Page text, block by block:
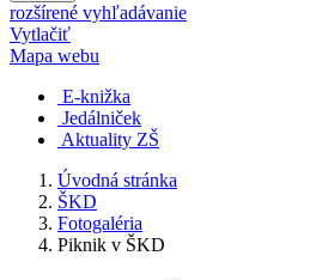
rozšírené vyhľadávanie
Vytlačiť
Mapa webu
E-knižka
Jedálniček
Aktuality ZŠ
Úvodná stránka
ŠKD
Fotogaléria
Piknik v ŠKD